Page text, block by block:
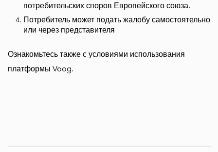
потребительских споров Европейского союза.
Потребитель может подать жалобу самостоятельно
или через представителя
Ознакомьтесь также с условиями использования
платформы Voog.